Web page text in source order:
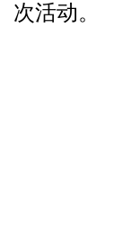
次活动。